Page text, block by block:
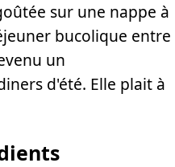
sur une nappe à
bucolique entre
un
d'été. Elle plait à